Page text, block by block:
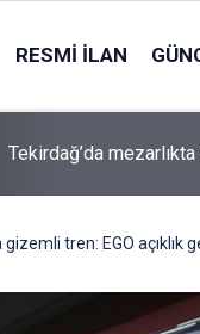
RESMI İLAN
Tekirdağ’da
gizemli tren: EGO açıklık